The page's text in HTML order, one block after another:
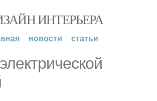
ИНТЕРЬЕРА
новости статьи